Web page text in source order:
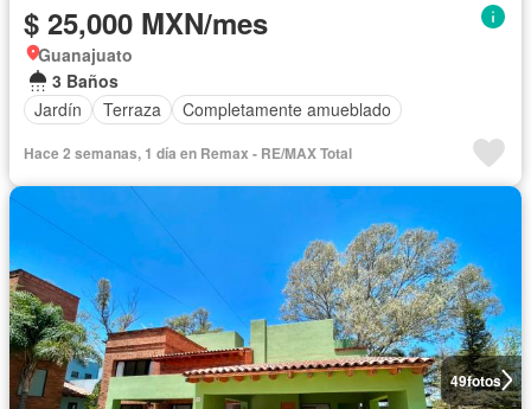
$ 25,000 MXN/mes
Guanajuato
3 Baños
Jardín
Terraza Completamente amueblado
Hace 2 semanas, 1 día en Remax - RE/MAX Total
49fotos